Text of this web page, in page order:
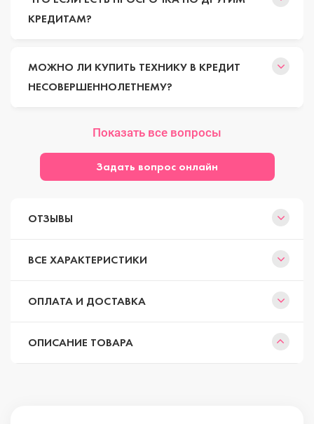
КРЕДИТАМ?
МОЖНО ЛИ КУПИТЬ ТЕХНИКУ В КРЕДИТ
НЕСОВЕРШЕННОЛЕТНЕМУ?
Показать все вопросы
Задать вопрос онлайн
ОТЗЫВЫ
ВСЕ ХАРАКТЕРИСТИКИ
ОПЛАТА И ДОСТАВКА
ОПИСАНИЕ ТОВАРА